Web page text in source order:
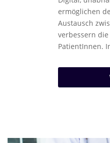
ermöglichen
Austausch
verbessern
PatientInnen.